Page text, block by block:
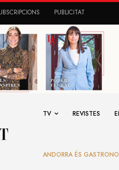
PUBLICITAT
TV REVISTES
ANDORRA ÉS